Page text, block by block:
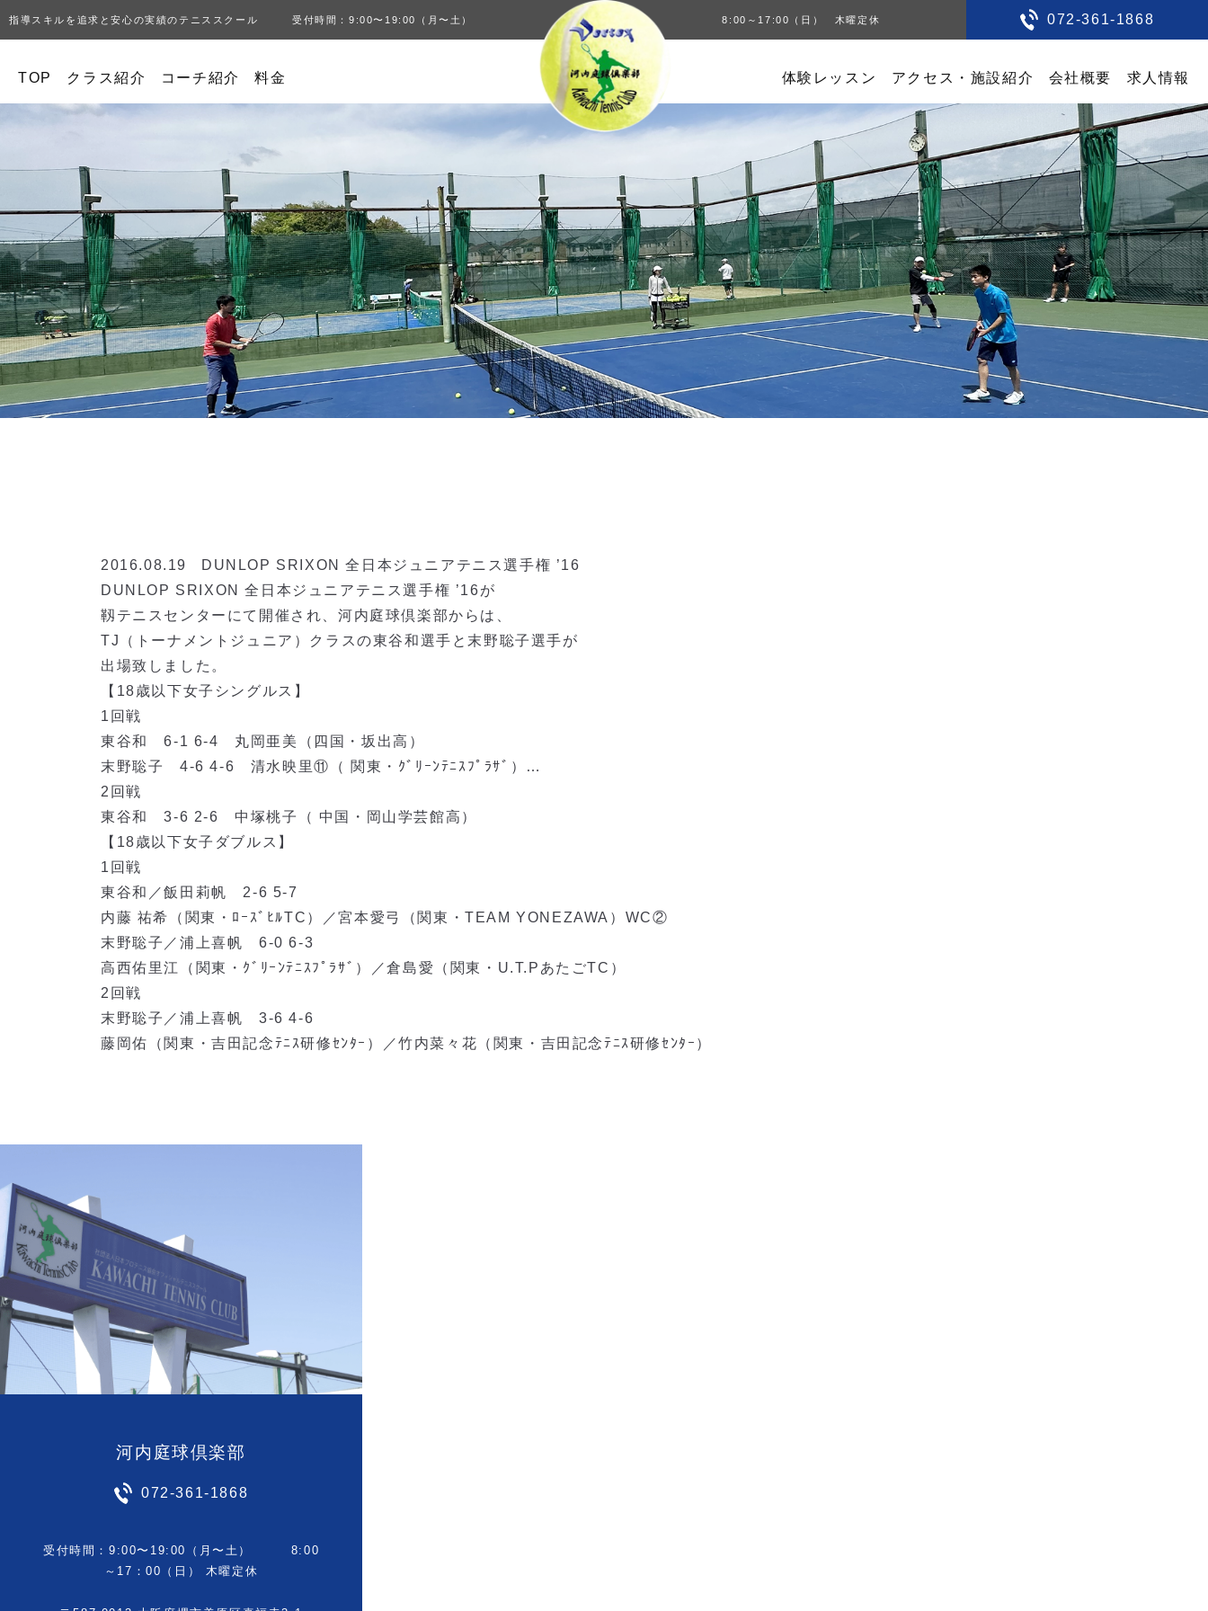
指導スキルを追求と安心の実績のテニススクール 受付時間：9:00〜19:00（月〜土） 8:00～17:00（日） 木曜定休 072-361-1868
TOP クラス紹介 コーチ紹介 料金 体験レッスン アクセス・施設紹介 会社概要 求人情報
2016.08.19
DUNLOP SRIXON 全日本ジュニアテニス選手権 ’16
DUNLOP SRIXON 全日本ジュニアテニス選手権 ’16が
靱テニスセンターにて開催され、河内庭球倶楽部からは、
TJ（トーナメントジュニア）クラスの東谷和選手と末野聡子選手が
出場致しました。
【18歳以下女子シングルス】
1回戦
東谷和 6-1 6-4 丸岡亜美（四国・坂出高）
末野聡子 4-6 4-6 清水映里⑪（ 関東・ｸﾞﾘｰﾝﾃﾆｽﾌﾟﾗｻﾞ）
…
2回戦
東谷和 3-6 2-6 中塚桃子（ 中国・岡山学芸館高）
【18歳以下女子ダブルス】
1回戦
東谷和／飯田莉帆 2-6 5-7
内藤 祐希（関東・ﾛｰｽﾞﾋﾙTC）／宮本愛弓（関東・TEAM YONEZAWA）WC②
末野聡子／浦上喜帆 6-0 6-3
高西佑里江（関東・ｸﾞﾘｰﾝﾃﾆｽﾌﾟﾗｻﾞ）／倉島愛（関東・U.T.PあたごTC）
2回戦
末野聡子／浦上喜帆 3-6 4-6
藤岡佑（関東・吉田記念ﾃﾆｽ研修ｾﾝﾀｰ）／竹内菜々花（関東・吉田記念ﾃﾆｽ研修ｾﾝﾀｰ）
河内庭球倶楽部
072-361-1868
受付時間：9:00〜19:00（月〜土） 8:00
～17：00（日） 木曜定休